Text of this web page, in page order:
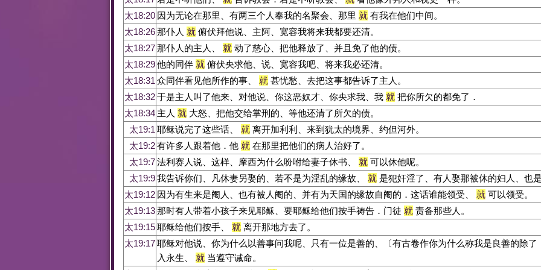
太18:20 因为无论在那里、有两三个人奉我的名聚会、那里 就 有我在他们中间。
太18:26那仆人 就 俯伏拜他说、主阿、宽容我将来我都要还清。
太18:27那仆人的主人、 就 动了慈心、把他释放了、并且免了他的债。
太18:29他的同伴 就 俯伏央求他、说、宽容我吧、将来我必还清。
太18:31 众同伴看见他所作的事、 就 甚忧愁、去把这事都告诉了主人。
太18:32于是主人叫了他来、对他说、你这恶奴才、你央求我、我 就 把你所欠的都免了．
太18:34 主人 就 大怒、把他交给掌刑的、等他还清了所欠的债。
太19:1 耶稣说完了这些话、 就 离开加利利、来到犹太的境界、约但河外。
太19:2有许多人跟着他．他 就 在那里把他们的病人治好了。
太19:7法利赛人说、这样、摩西为什么吩咐给妻子休书、 就 可以休他呢。
太19:9我告诉你们、凡休妻另娶的、若不是为淫乱的缘故、 就 是犯奸淫了、有人娶那被休的妇人、也
太19:12 因为有生来是阉人、也有被人阉的、并有为天国的缘故自阉的．这话谁能领受、 就 可以领受。
太19:13那时有人带着小孩子来见耶稣、要耶稣给他们按手祷告．门徒 就 责备那些人。
太19:15耶稣给他们按手、 就 离开那地方去了。
太19:17耶稣对他说、你为什么以善事问我呢、只有一位是善的、〔有古卷作你为什么称我是良善的除
入永生、
就 当遵守诫命。